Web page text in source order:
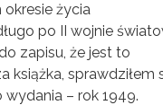
życia
po II wojnie
zapisu, że jest to
książka, sprawdziłem
– rok 1949.